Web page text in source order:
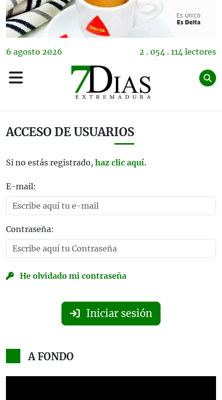
6 agosto 2026 2 . 054 . 114 lectores
ACCESO DE USUARIOS
Si no estás registrado, haz clic aquí.
E-mail:
Contraseña:
He olvidado mi contraseña
Iniciar sesión
A FONDO